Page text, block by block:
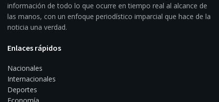
información de todo lo que ocurre en tiempo real al alcance de
las manos, con un enfoque periodístico imparcial que hace de la
noticia una verdad.
Enlaces rápidos
Nacionales
Internacionales
Deportes